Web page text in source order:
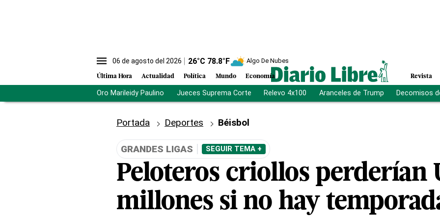
06 de agosto del 2026 26°C 78.8°F Algo De Nubes
Última Hora Actualidad Política Mundo Economía Revista
Oro Marileidy Paulino Jueces Suprema Corte Relevo 4x100 Aranceles de Trump Decomisos
Portada Deportes Béisbol
GRANDES LIGAS SEGUIR TEMA +
Peloteros criollos perderían
millones si no hay